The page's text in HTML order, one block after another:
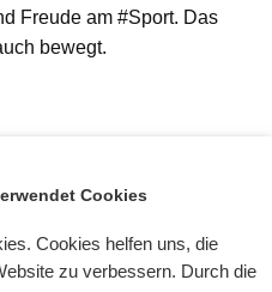
Freude am #Sport. Das
bewegt.
Cookies
Cookies helfen uns, die
zu verbessern. Durch die